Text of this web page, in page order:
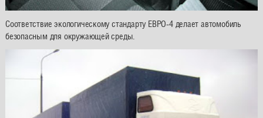
Соответствие экологическому стандарту ЕВРО-4 делает автомобиль
безопасным для окружающей среды.